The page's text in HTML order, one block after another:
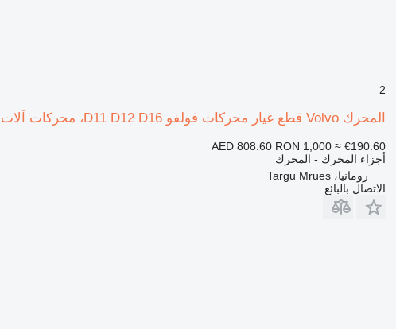
2
المحرك Volvo قطع غيار محركات فولفو D11 D12 D16، محركات آلات البناء، محرك محمل لـ جرافة ذات عجلات Volvo L120 L150 L180
AED 808.60 RON 1,000 ≈ €190.60
أجزاء المحرك - المحرك
رومانيا، Targu Mrues
الاتصال بالبائع